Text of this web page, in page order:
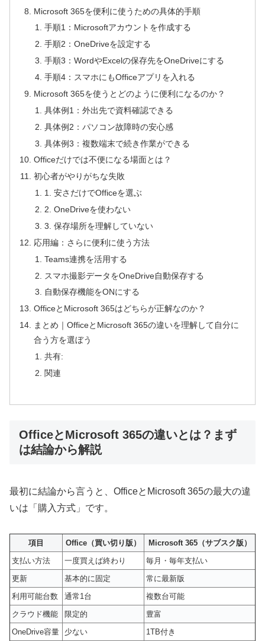
Microsoft 365を便利に使うための具体的手順
手順1：Microsoftアカウントを作成する
手順2：OneDriveを設定する
手順3：WordやExcelの保存先をOneDriveにする
手順4：スマホにもOfficeアプリを入れる
Microsoft 365を使うとどのように便利になるのか？
具体例1：外出先で資料確認できる
具体例2：パソコン故障時の安心感
具体例3：複数端末で続き作業ができる
Officeだけでは不便になる場面とは？
初心者がやりがちな失敗
1. 安さだけでOfficeを選ぶ
2. OneDriveを使わない
3. 保存場所を理解していない
応用編：さらに便利に使う方法
Teams連携を活用する
スマホ撮影データをOneDrive自動保存する
自動保存機能をONにする
OfficeとMicrosoft 365はどちらが正解なのか？
まとめ｜OfficeとMicrosoft 365の違いを理解して自分に
合う方を選ぼう
共有:
関連
OfficeとMicrosoft 365の違いとは？まず
は結論から解説
最初に結論から言うと、OfficeとMicrosoft 365の最大の違
いは「購入方式」です。
項目 Office（買い切り版）
Microsoft 365（サブスク版）
支払い方法
一度買えば終わり
毎月・毎年支払い
更新
基本的に固定
常に最新版
利用可能台数
通常1台
複数台可能
クラウド機能
限定的
豊富
OneDrive容量
少ない 1TB付き